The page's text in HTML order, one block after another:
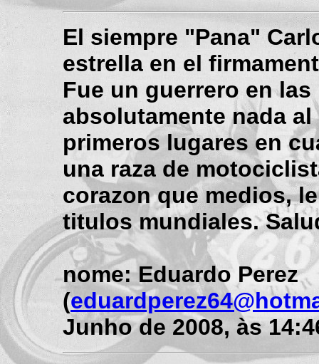
El siempre "Pana"
estrella en el
Fue un guerrero en
absolutamente nada
primeros lugares en
una raza de
corazon que medios,
titulos mundiales.
nome: Eduardo Perez
(
Junho de 2008, às